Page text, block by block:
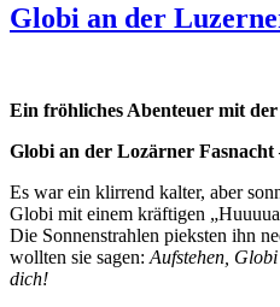
Globi an der
Ein fröhliches Abenteuer mit
Globi an der Lozärner Fasnacht
Es war ein klirrend kalter, aber
Globi mit einem kräftigen
Die Sonnenstrahlen pieksten ihn
wollten sie sagen: Aufstehen,
dich!